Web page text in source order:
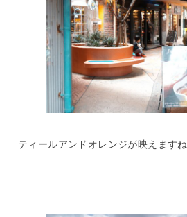
ティールアンドオレンジが映えますね